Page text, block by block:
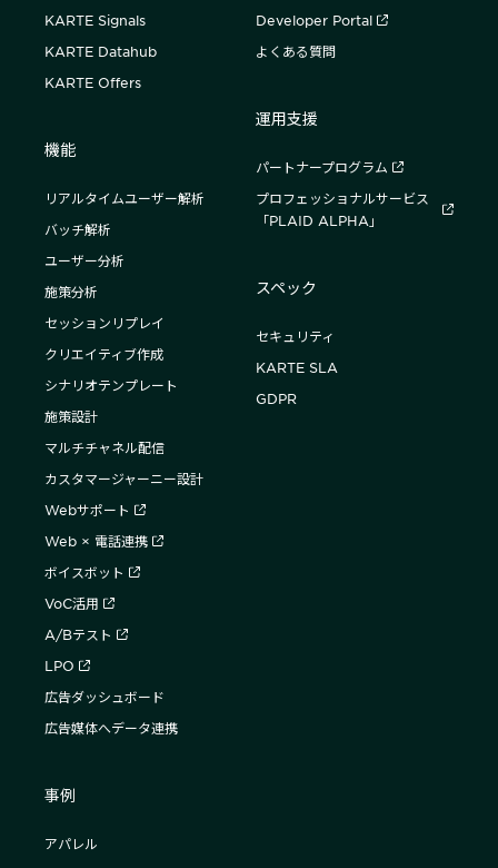
KARTE Signals
KARTE Datahub
KARTE Offers
機能
リアルタイムユーザー解析
バッチ解析
ユーザー分析
施策分析
セッションリプレイ
クリエイティブ作成
シナリオテンプレート
施策設計
マルチチャネル配信
カスタマージャーニー設計
Webサポート
Web × 電話連携
ボイスボット
VoC活用
A/Bテスト
LPO
広告ダッシュボード
広告媒体へデータ連携
事例
アパレル
Developer Portal
よくある質問
運用支援
パートナープログラム
プロフェッショナルサービス
「PLAID ALPHA」
スペック
セキュリティ
KARTE SLA
GDPR